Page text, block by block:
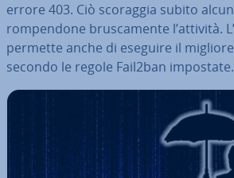
errore 403. Ciò scoraggia subito
rom­pen­do­ne bru­sca­men­te l’attività.
permette anche di eseguire il
secondo le regole Fail2ban impostate.